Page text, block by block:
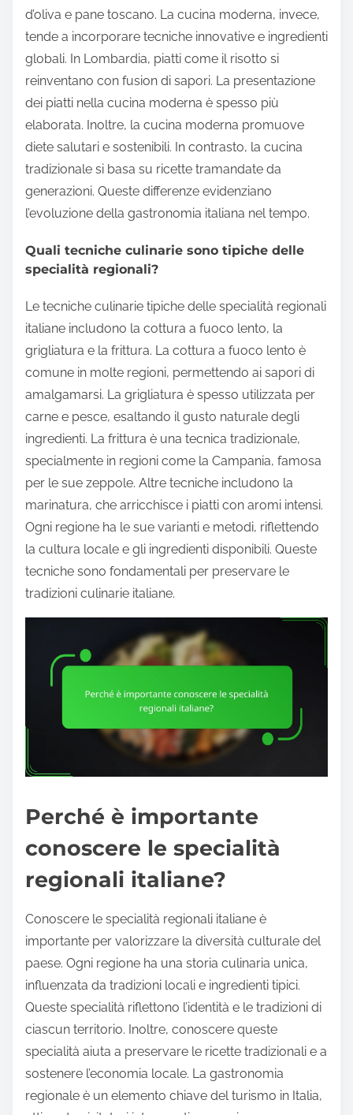
d’oliva e pane toscano. La cucina moderna, invece,
tende a incorporare tecniche innovative e ingredienti
globali. In Lombardia, piatti come il risotto si
reinventano con fusion di sapori. La presentazione
dei piatti nella cucina moderna è spesso più
elaborata. Inoltre, la cucina moderna promuove
diete salutari e sostenibili. In contrasto, la cucina
tradizionale si basa su ricette tramandate da
generazioni. Queste differenze evidenziano
l’evoluzione della gastronomia italiana nel tempo.
Quali tecniche culinarie sono tipiche delle
specialità regionali?
Le tecniche culinarie tipiche delle specialità regionali
italiane includono la cottura a fuoco lento, la
grigliatura e la frittura. La cottura a fuoco lento è
comune in molte regioni, permettendo ai sapori di
amalgamarsi. La grigliatura è spesso utilizzata per
carne e pesce, esaltando il gusto naturale degli
ingredienti. La frittura è una tecnica tradizionale,
specialmente in regioni come la Campania, famosa
per le sue zeppole. Altre tecniche includono la
marinatura, che arricchisce i piatti con aromi intensi.
Ogni regione ha le sue varianti e metodi, riflettendo
la cultura locale e gli ingredienti disponibili. Queste
tecniche sono fondamentali per preservare le
tradizioni culinarie italiane.
Perché è importante
conoscere le specialità
regionali italiane?
Conoscere le specialità regionali italiane è
importante per valorizzare la diversità culturale del
paese. Ogni regione ha una storia culinaria unica,
influenzata da tradizioni locali e ingredienti tipici.
Queste specialità riflettono l’identità e le tradizioni di
ciascun territorio. Inoltre, conoscere queste
specialità aiuta a preservare le ricette tradizionali e a
sostenere l’economia locale. La gastronomia
regionale è un elemento chiave del turismo in Italia,